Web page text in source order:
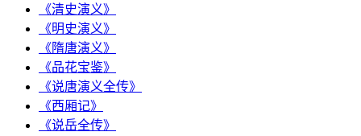
《清史演义》
《明史演义》
《隋唐演义》
《品花宝鉴》
《说唐演义全传》
《西厢记》
《说岳全传》